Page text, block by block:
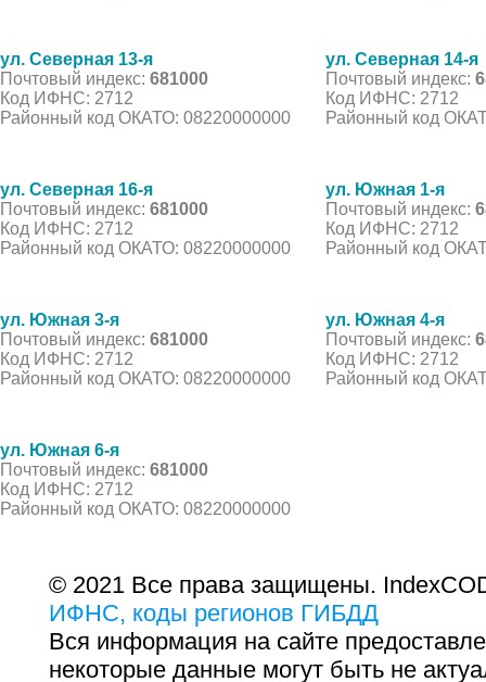
ул. Северная 13-я
Почтовый индекс: 681000
Код ИФНС: 2712
Районный код ОКАТО: 08220000000
ул. Северная 14-я
Почтовый индекс:
Код ИФНС: 2712
Районный код
ул. Северная 16-я
Почтовый индекс: 681000
Код ИФНС: 2712
Районный код ОКАТО: 08220000000
ул. Южная 1-я
Почтовый индекс:
Код ИФНС: 2712
Районный код
ул. Южная 3-я
Почтовый индекс: 681000
Код ИФНС: 2712
Районный код ОКАТО: 08220000000
ул. Южная 4-я
Почтовый индекс:
Код ИФНС: 2712
Районный код
ул. Южная 6-я
Почтовый индекс: 681000
Код ИФНС: 2712
Районный код ОКАТО: 08220000000
© 2021 Все права защищены.
ИФНС, коды регионов ГИБДД
Вся информация на сайте
некоторые данные могут быть не